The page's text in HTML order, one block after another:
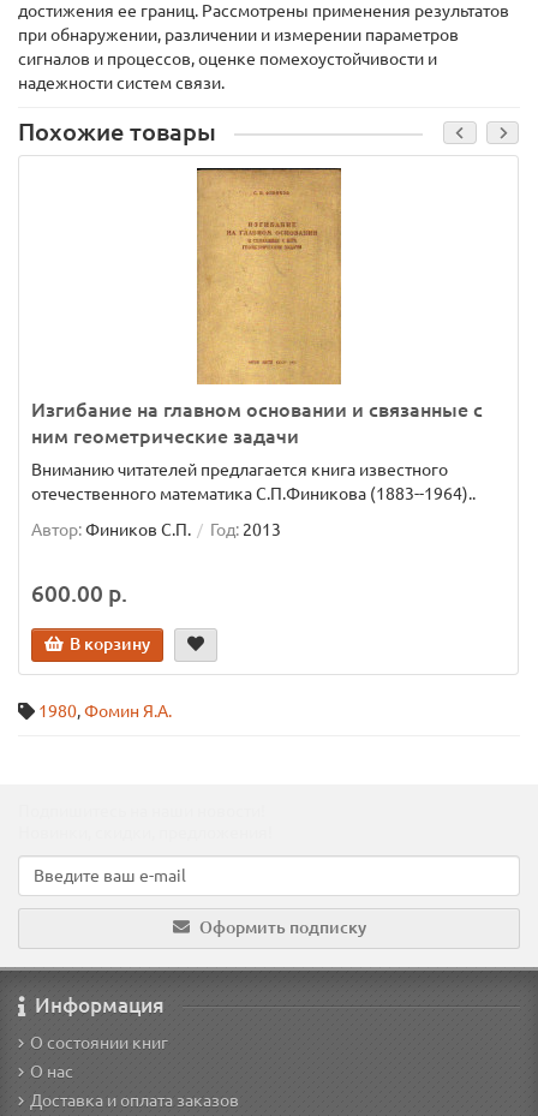
достижения ее границ. Рассмотрены применения результатов
при обнаружении, различении и измерении параметров
сигналов и процессов, оценке помехоустойчивости и
надежности систем связи.
Похожие товары
Изгибание на главном основании и связанные с
ним геометрические задачи
Вниманию читателей предлагается книга известного
отечественного математика С.П.Финикова (1883--1964)..
Автор:Фиников С.П. Год: 2013
600.00 р.
В корзину
1980,Фомин Я.А.
Оформить подписку
Информация
О состоянии книг
О нас
Доставка и оплата заказов